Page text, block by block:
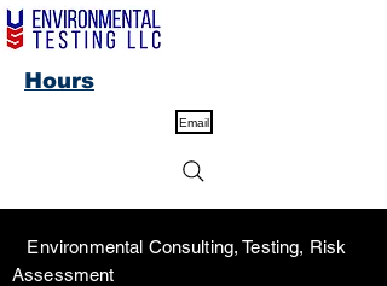
Email
Environmental Consulting, Testing, Risk
Assessment
Hours